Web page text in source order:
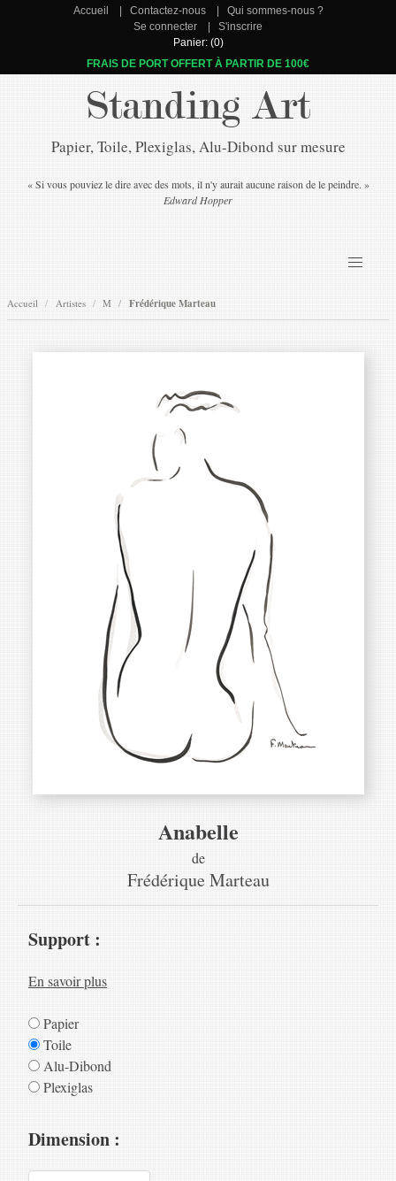
Accueil Contactez-nous
Qui sommes-nous ?
Se connecter
S'inscrire
Panier: (0)
FRAIS DE PORT OFFERT À PARTIR DE 100€
Standing Art
Papier, Toile, Plexiglas, Alu-Dibond sur mesure
« Si vous pouviez le dire avec des mots, il n'y aurait aucune raison de le peindre. »
Edward Hopper
Accueil Artistes M Frédérique Marteau
Anabelle
de
Frédérique Marteau
Support :
En savoir plus
Papier
Toile
Alu-Dibond
Plexiglas
Dimension :